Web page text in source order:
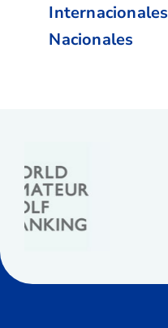
Internacionales
Nacionales